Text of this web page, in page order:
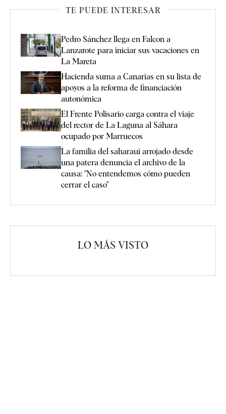
TE PUEDE INTERESAR
Pedro Sánchez llega en Falcon a
Lanzarote para iniciar sus vacaciones en
La Mareta
Hacienda suma a Canarias en su lista de
apoyos a la reforma de financiación
autonómica
El Frente Polisario carga contra el viaje
del rector de La Laguna al Sáhara
ocupado por Marruecos
La familia del saharaui arrojado desde
una patera denuncia el archivo de la
causa: "No entendemos cómo pueden
cerrar el caso"
LO MÁS VISTO